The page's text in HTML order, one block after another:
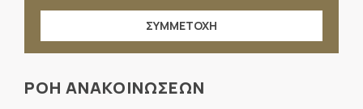
ΣΥΜΜΕΤΟΧΗ
ΡΟΗ ΑΝΑΚΟΙΝΩΣΕΩΝ